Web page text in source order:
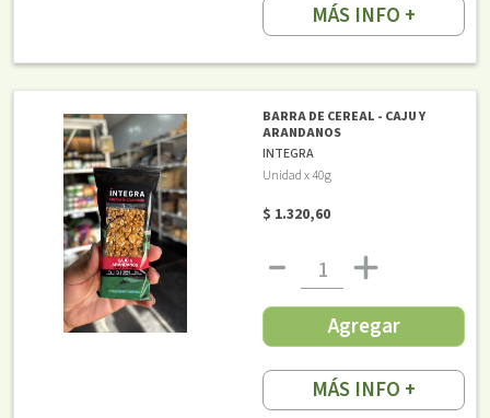
MÁS INFO +
BARRA DE CEREAL - CAJU Y
ARANDANOS
INTEGRA
Unidad x 40g
$ 1.320,60
Agregar
MÁS INFO +